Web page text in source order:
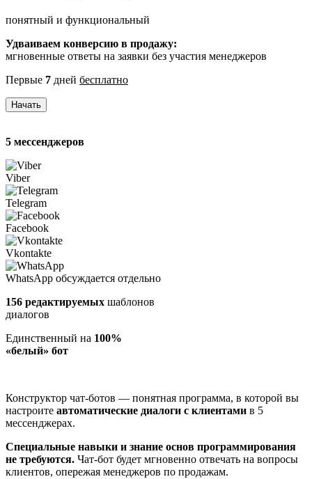
понятный и функциональный
Удваиваем конверсию в продажу:
мгновенные ответы на заявки без участия менеджеров
Первые 7 дней бесплатно
Начать
5 мессенджеров
Viber
Telegram
Facebook
Vkontakte
WhatsApp обсуждается отдельно
156 редактируемых шаблонов
диалогов
Единственный на 100%
«белый» бот
Конструктор чат-ботов — понятная программа, в которой вы
настроите автоматические диалоги с клиентами в 5
мессенджерах.
Специальные навыки и знание основ программирования
не требуются. Чат-бот будет мгновенно отвечать на вопросы
клиентов, опережая менеджеров по продажам.